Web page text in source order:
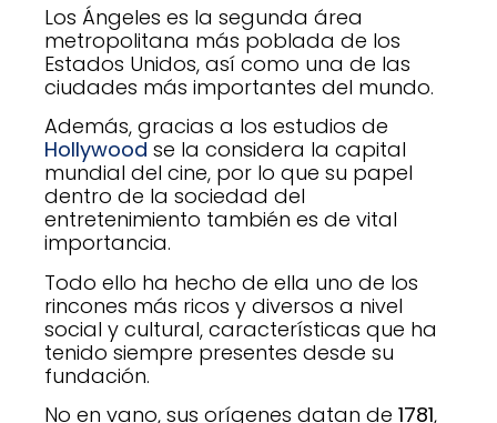
Los Ángeles es la segunda área
metropolitana más poblada de los
Estados Unidos, así como una de las
ciudades más importantes del mundo.
Además, gracias a los estudios de
Hollywood se la considera la capital
mundial del cine, por lo que su papel
dentro de la sociedad del
entretenimiento también es de vital
importancia.
Todo ello ha hecho de ella uno de los
rincones más ricos y diversos a nivel
social y cultural, características que ha
tenido siempre presentes desde su
fundación.
No en vano, sus orígenes datan de 1781,